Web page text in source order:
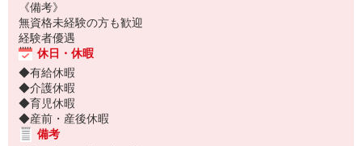
《備考》
無資格未経験の方も歓迎
経験者優遇
休日・休暇
◆有給休暇
◆介護休暇
◆育児休暇
◆産前・産後休暇
備考